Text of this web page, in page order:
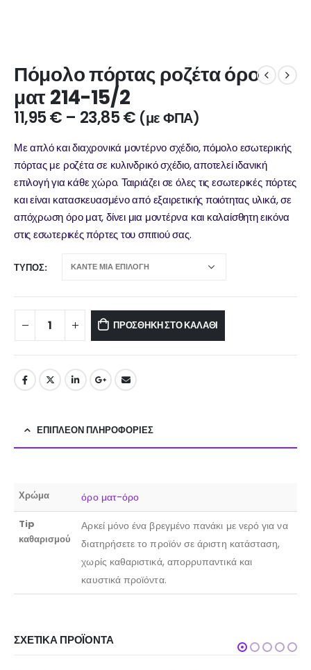
Πόμολο πόρτας ροζέτα όρο
ματ 214-15/2
11,95€ – 23,85€ (με ΦΠΑ)
Με απλό και διαχρονικά μοντέρνο σχέδιο, πόμολο εσωτερικής
πόρτας με ροζέτα σε κυλινδρικό σχέδιο, αποτελεί ιδανική
επιλογή για κάθε χώρο. Ταιριάζει σε όλες τις εσωτερικές πόρτες
και είναι κατασκευασμένο από εξαιρετικής ποιότητας υλικά, σε
απόχρωση όρο ματ, δίνει μια μοντέρνα και καλαίσθητη εικόνα
στις εσωτερικές πόρτες του σπιτιού σας.
ΤΎΠΟΣ
ΠΡΟΣΘΉΚΗ ΣΤΟ ΚΑΛΆΘΙ
ΕΠΙΠΛΈΟΝ ΠΛΗΡΟΦΟΡΊΕΣ
Χρώμα όρο ματ-όρο
Tip
καθαρισμού
Αρκεί μόνο ένα βρεγμένο πανάκι με νερό για να
διατηρήσετε το προϊόν σε άριστη κατάσταση,
χωρίς καθαριστικά, απορρυπαντικά και
καυστικά προϊόντα.
ΣΧΕΤΙΚΆ ΠΡΟΪΌΝΤΑ